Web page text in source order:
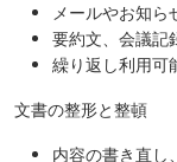
メールやお知ら
要約文、会議記
繰り返し利用可
文書の整形と整頓
内容の書き直し